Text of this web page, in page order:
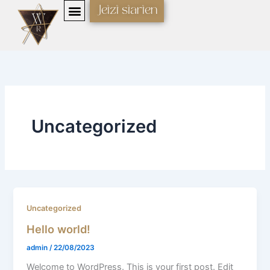
Inhalt
springen
Jetzt starten
Uncategorized
Uncategorized
Hello world!
admin /22/08/2023
Welcome to WordPress. This is your first post. Edit